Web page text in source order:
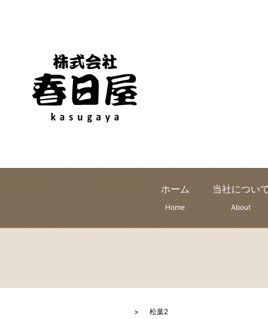
ホーム
Home
当社につい
About
松葉2